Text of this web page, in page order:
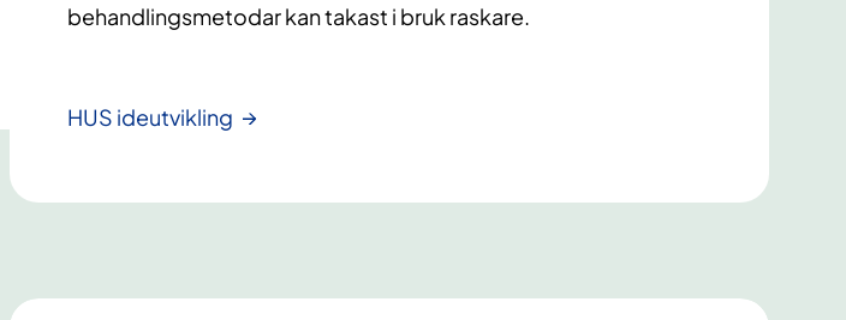
behandlingsmetodar kan takast i bruk raskare.
HUS ideutvikling